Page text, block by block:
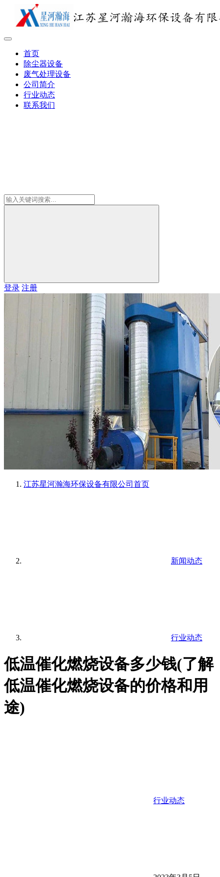
首页
除尘器设备
废气处理设备
公司简介
行业动态
联系我们
登录 注册
江苏星河瀚海环保设备有限公司 首页
新闻动态
行业动态
低温催化燃烧设备多少钱(了解
低温催化燃烧设备的价格和用
途)
行业动态